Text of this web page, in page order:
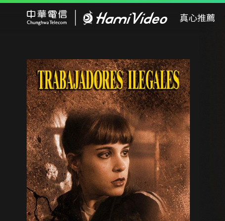
真心推薦